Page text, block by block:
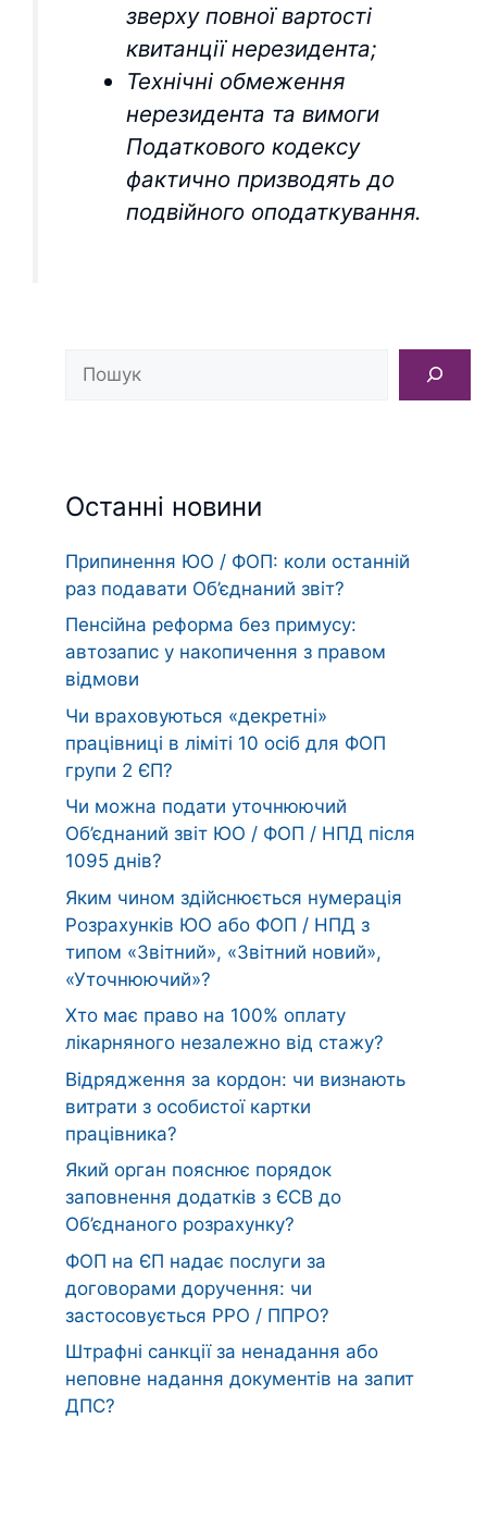
зверху повної вартості
квитанції нерезидента;
Технічні обмеження
нерезидента та вимоги
Податкового кодексу
фактично призводять до
подвійного оподаткування.
Останні новини
Припинення ЮО / ФОП: коли останній
раз подавати Об’єднаний звіт?
Пенсійна реформа без примусу:
автозапис у накопичення з правом
відмови
Чи враховуються «декретні»
працівниці в ліміті 10 осіб для ФОП
групи 2 ЄП?
Чи можна подати уточнюючий
Об’єднаний звіт ЮО / ФОП / НПД після
1095 днів?
Яким чином здійснюється нумерація
Розрахунків ЮО або ФОП / НПД з
типом «Звітний», «Звітний новий»,
«Уточнюючий»?
Хто має право на 100% оплату
лікарняного незалежно від стажу?
Відрядження за кордон: чи визнають
витрати з особистої картки
працівника?
Який орган пояснює порядок
заповнення додатків з ЄСВ до
Об’єднаного розрахунку?
ФОП на ЄП надає послуги за
договорами доручення: чи
застосовується РРО / ППРО?
Штрафні санкції за ненадання або
неповне надання документів на запит
ДПС?